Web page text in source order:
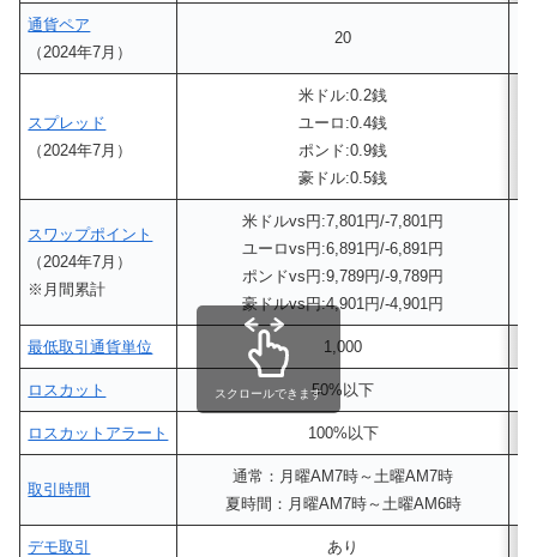
通貨ペア
（2024年7月）
20
スプレッド
（2024年7月）
米ドル:0.2銭
ユーロ:0.4銭
ポンド:0.9銭
豪ドル:0.5銭
スワップポイント
（2024年7月）
※月間累計
米ドルvs円:7,801円/-7,801円
ユーロvs円:6,891円/-6,891円
ポンドvs円:9,789円/-9,789円
豪ドルvs円:4,901円/-4,901円
最低取引通貨単位 1,000
ロスカット 50%以下
ロスカットアラート 100%以下
取引時間
通常：月曜AM7時～土曜AM7時
夏時間：月曜AM7時～土曜AM6時
デモ取引 あり
スクロールできます